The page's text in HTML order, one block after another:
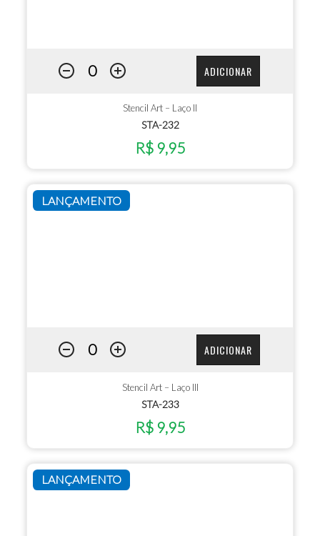
ADICIONAR
Stencil Art – Laço II
STA-232
R$ 9,95
LANÇAMENTO
ADICIONAR
Stencil Art – Laço III
STA-233
R$ 9,95
LANÇAMENTO